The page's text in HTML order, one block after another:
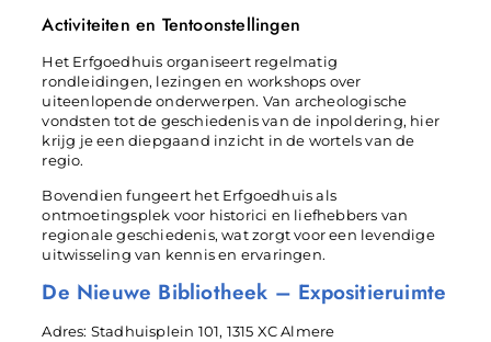
Activiteiten en Tentoonstellingen
Het Erfgoedhuis organiseert regelmatig
rondleidingen, lezingen en workshops over
uiteenlopende onderwerpen. Van archeologische
vondsten tot de geschiedenis van de inpoldering, hier
krijg je een diepgaand inzicht in de wortels van de
regio.
Bovendien fungeert het Erfgoedhuis als
ontmoetingsplek voor historici en liefhebbers van
regionale geschiedenis, wat zorgt voor een levendige
uitwisseling van kennis en ervaringen.
De Nieuwe Bibliotheek – Expositieruimte
Adres: Stadhuisplein 101, 1315 XC Almere